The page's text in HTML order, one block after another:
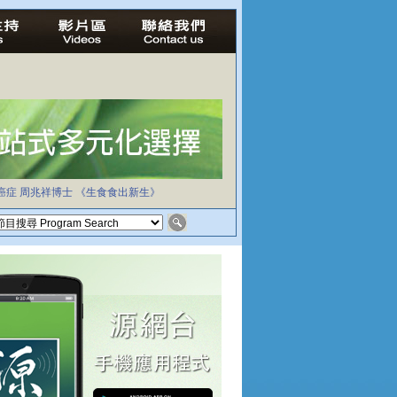
症 周兆祥博士 《生食食出新生》